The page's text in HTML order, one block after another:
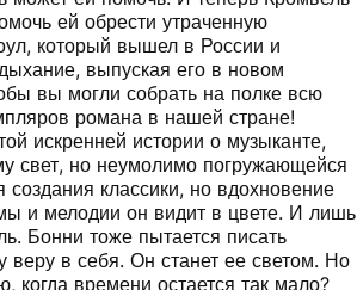
ей обрести утраченную
который вышел в России и
выпуская его в новом
вы могли собрать на полке всю
романа в нашей стране!
искренней истории о музыканте,
свет, но неумолимо погружающейся
классики, но вдохновение
и мелодии он видит в цвете. И лишь
Бонни тоже пытается писать
в себя. Он станет ее светом. Но
времени остается так мало?